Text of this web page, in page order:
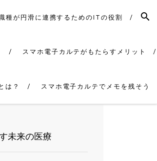
種が円滑に連携するためのITの役割
スマホ電子カルテがもたらすメリット
は？ スマホ電子カルテでメモを残そう
未来の医療